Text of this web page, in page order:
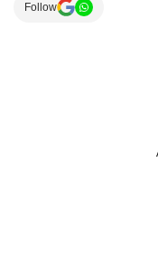
Follow